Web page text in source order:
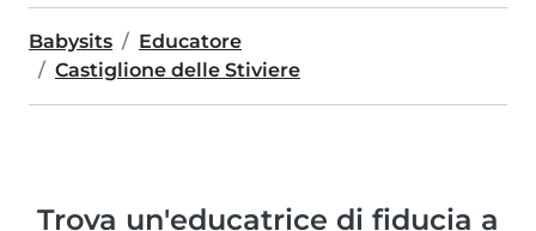
Babysits
Educatore
Castiglione delle Stiviere
Trova un'educatrice di fiducia a